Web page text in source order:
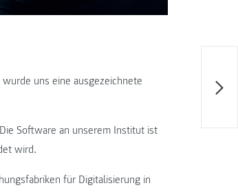
wurde uns eine ausgezeichnete
Software an unserem Institut ist
wird.
für Digitalisierung in